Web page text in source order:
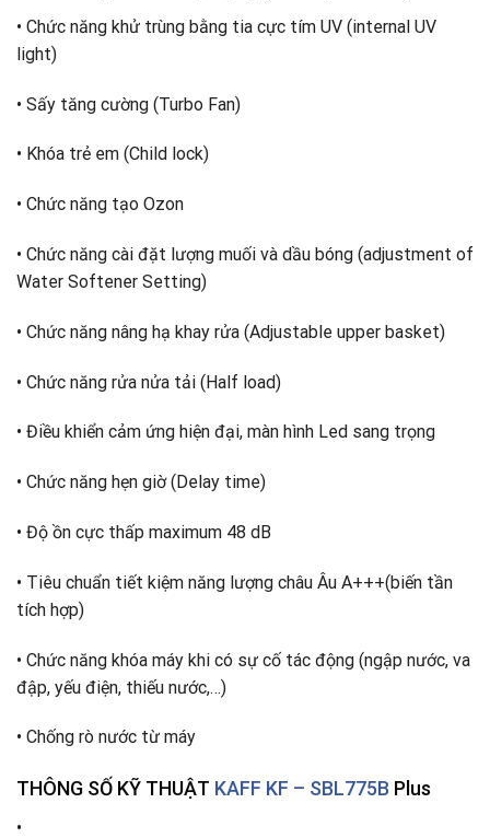
• Chức năng khử trùng bằng tia cực tím UV (internal UV
light)
• Sấy tăng cường (Turbo Fan)
• Khóa trẻ em (Child lock)
• Chức năng tạo Ozon
• Chức năng cài đặt lượng muối và dầu bóng (adjustment of
Water Softener Setting)
• Chức năng nâng hạ khay rửa (Adjustable upper basket)
• Chức năng rửa nửa tải (Half load)
• Điều khiển cảm ứng hiện đại, màn hình Led sang trọng
• Chức năng hẹn giờ (Delay time)
• Độ ồn cực thấp maximum 48 dB
• Tiêu chuẩn tiết kiệm năng lượng châu Âu A+++(biến tần
tích hợp)
• Chức năng khóa máy khi có sự cố tác động (ngập nước, va
đập, yếu điện, thiếu nước,…)
• Chống rò nước từ máy
THÔNG SỐ KỸ THUẬT KAFF KF – SBL775B Plus
•